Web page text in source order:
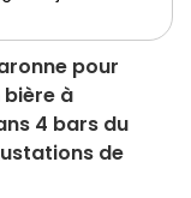
pour
à
4 bars du
de